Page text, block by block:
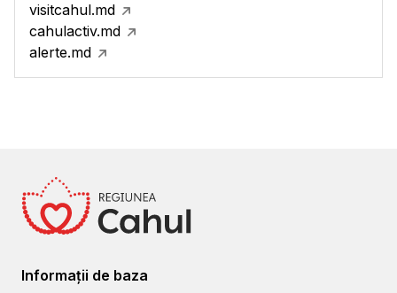
visitcahul.md
cahulactiv.md
alerte.md
Informații de baza